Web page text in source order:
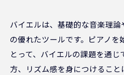
バイエルは、基礎的な音楽理
の優れたツールです。ピアノを
とって、バイエルの課題を通
方、リズム感を身につけること